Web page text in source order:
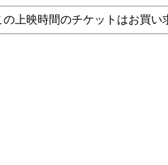
上映時間のチケットはお買い